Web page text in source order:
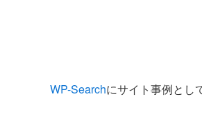
WP-Searchにサイト事例とし